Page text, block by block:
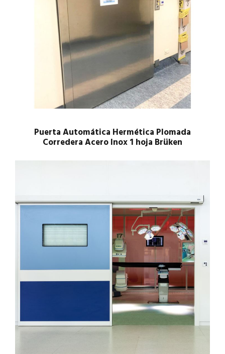
Puerta Automática Hermética Plomada
Corredera Acero Inox 1 hoja Brüken